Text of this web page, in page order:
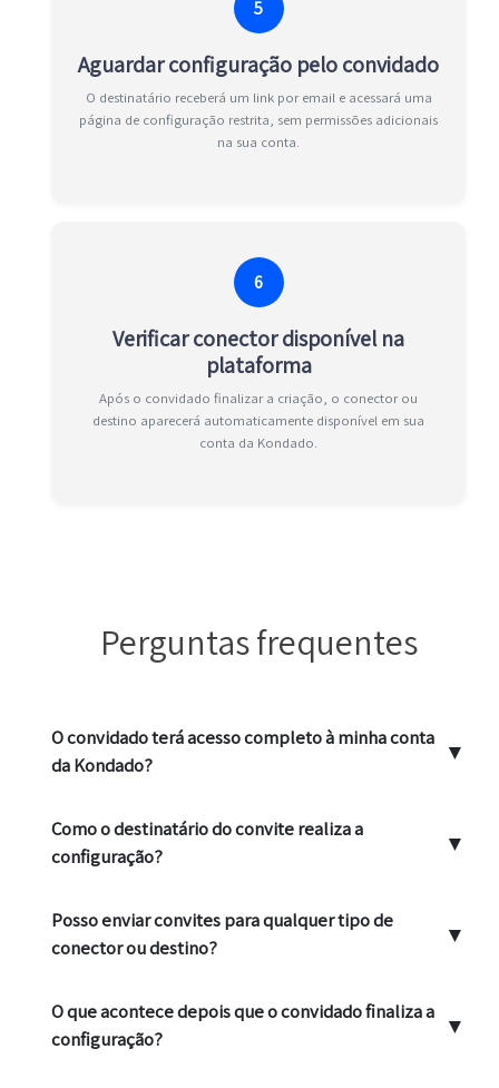
5
Aguardar configuração pelo convidado
O destinatário receberá um link por email e acessará uma
página de configuração restrita, sem permissões adicionais
na sua conta.
6
Verificar conector disponível na
plataforma
Após o convidado finalizar a criação, o conector ou
destino aparecerá automaticamente disponível em sua
conta da Kondado.
Perguntas frequentes
O convidado terá acesso completo à minha conta
da Kondado?
▼
Como o destinatário do convite realiza a
configuração?
▼
Posso enviar convites para qualquer tipo de
conector ou destino?
▼
O que acontece depois que o convidado finaliza a
configuração?
▼